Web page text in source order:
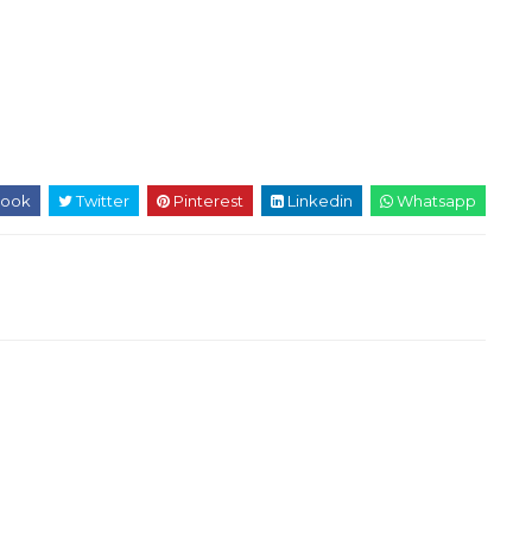
Twitter Pinterest Linkedin Whatsapp